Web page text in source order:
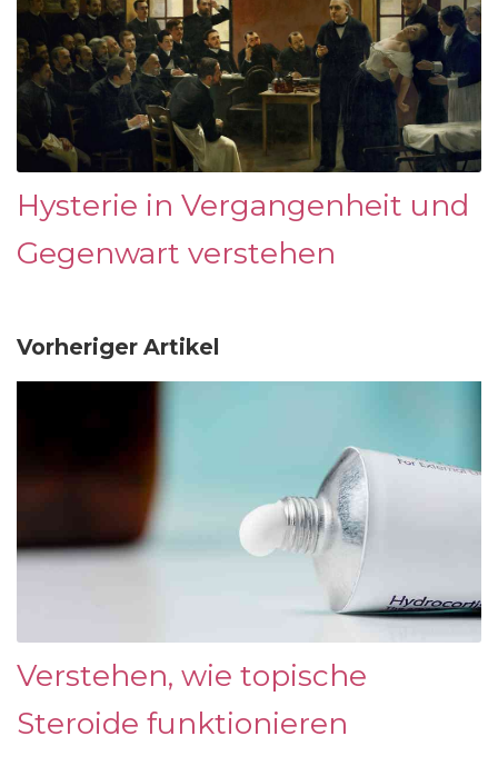
Hysterie in Vergangenheit und
Gegenwart verstehen
Vorheriger Artikel
Verstehen, wie topische
Steroide funktionieren